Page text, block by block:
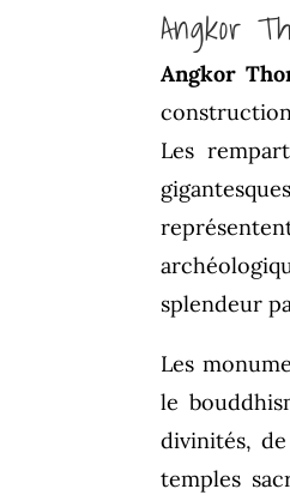
Angkor
Angkor
Les
splendeur
Les
le
divinités,
temples